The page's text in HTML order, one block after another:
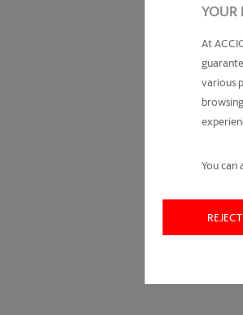
YOUR
At
various
You can